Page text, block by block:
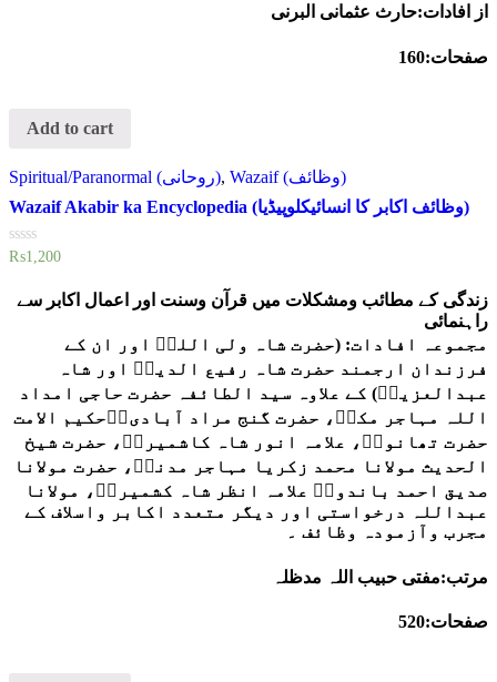
از افادات:حارث عثمانی البرنی
صفحات:160
Add to cart
Spiritual/Paranormal (روحانی),
Wazaif (وظائف)
Wazaif Akabir ka Encyclopedia (وظائف اکابر کا انسائیکلوپیڈیا)
Rated
of
₨1,200
زندگی کے مطائب ومشکلات میں قرآن وسنت اور اعمال اکابر سے
راہنمائی
مجموعہ افادات: (حضرت شاہ ولی اللہؒ اور ان کے
فرزندان ارجمند حضرت شاہ رفیع الدینؒ اور شاہ
عبدالعزیزؒ) کے علاوہ سید الطائفہ حضرت حاجی امداد
اللہ مہاجر مکیؒ، حضرت گنج مراد آبادی،ؒحکیم الامت
حضرت تھانویؒ، علامہ انور شاہ کاشمیریؒ، حضرت شیخ
الحدیث مولانا محمد زکریا مہاجر مدنیؒ، حضرت مولانا
صدیق احمد باندویؒ علامہ انظر شاہ کشمیریؒ، مولانا
عبداللہ درخواستی اور دیگر متعدد اکابر واسلاف کے
مجرب وآزمودہ وظائف ۔
مرتب:مفتی حبیب اللہ مدظلہ
صفحات:520